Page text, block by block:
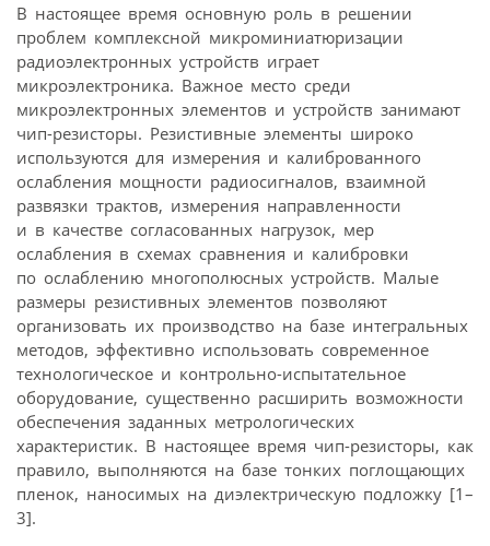
В настоящее время основную роль в решении
проблем комплексной микроминиатюризации
радиоэлектронных устройств играет
микроэлектроника. Важное место среди
микроэлектронных элементов и устройств занимают
чип-резисторы. Резистивные элементы широко
используются для измерения и калиброванного
ослабления мощности радиосигналов, взаимной
развязки трактов, измерения направленности
и в качестве согласованных нагрузок, мер
ослабления в схемах сравнения и калибровки
по ослаблению многополюсных устройств. Малые
размеры резистивных элементов позволяют
организовать их производство на базе интегральных
методов, эффективно использовать современное
технологическое и контрольно-испытательное
оборудование, существенно расширить возможности
обеспечения заданных метрологических
характеристик. В настоящее время чип-резисторы, как
правило, выполняются на базе тонких поглощающих
пленок, наносимых на диэлектрическую подложку [1–
3].